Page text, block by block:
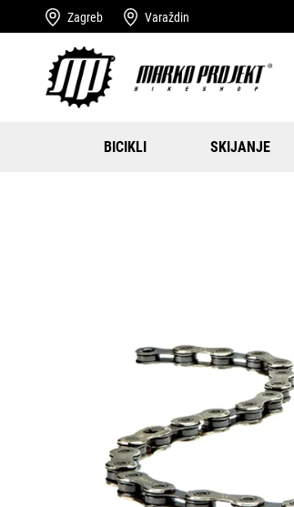
Zagreb Varaždin
BICIKLI SKIJANJE